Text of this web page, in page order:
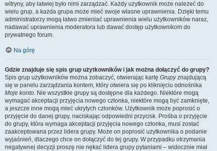
witryny, aby łatwiej było nimi zarządzać. Każdy użytkownik może należeć do
wielu grup, a każda grupa może mieć swoje własne uprawnienia. Dzięki temu
administratorzy mogą łatwo zmieniać uprawnienia wielu użytkowników naraz,
nadawać uprawnienia moderatora lub dawać dostęp użytkownikom do
prywatnego forum.
Na górę
Gdzie znajduje się spis grup użytkowników i jak można dołączyć do grupy?
Spis grup użytkowników można zobaczyć, otwierając kartę Grupyznajdującą
się w panelu zarządzania kontem, który otwiera się po kliknięciu odnośnika
Moje konto. Nie wszystkie grupy są dostępne dla każdego. Niektóre mogą
wymagać akceptacji przyjęcia nowego członka, niektóre mogą być zamknięte,
a jeszcze inne mogą mieć ukrytych członków. Użytkownik może poprosić o
przyjęcie do danej grupy, naciskając odpowiedni przycisk. Prośba o przyjęcie
do grupy, która wymaga akceptacji przyjęcia nowego członka, musi zostać
zaakceptowana przez lidera grupy. Może on poprosić użytkownika o podanie
wyjaśnień, dlaczego chce on dołączyć do tej grupy. W przypadku otrzymania
negatywnej decyzji proszę nie nękać lidera grupy pytaniami – widocznie miał